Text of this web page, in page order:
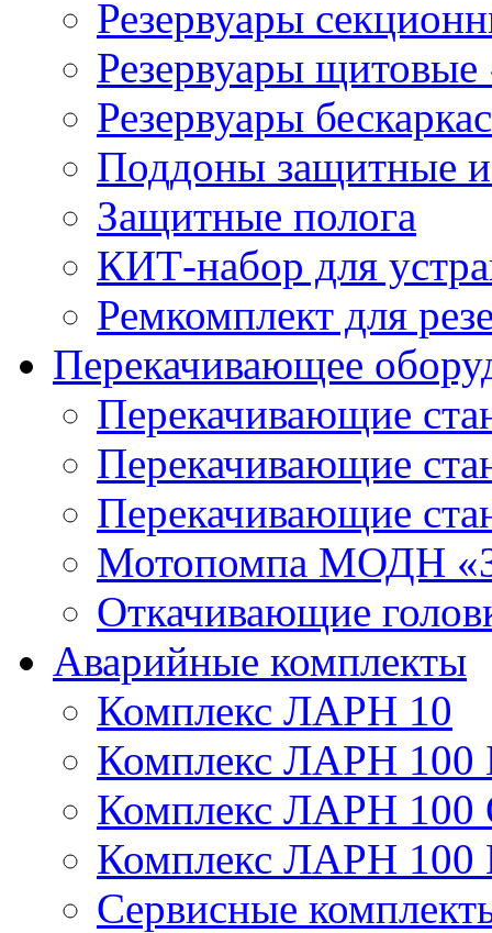
Резервуары
Резервуары
Резервуары
Поддоны защитные
Защитные полога
КИТ-набор для
Ремкомплект для
Перекачивающее
Перекачивающие
Перекачивающие
Перекачивающие
Мотопомпа МОДН
Откачивающие
Аварийные комплекты
Комплекс ЛАРН 10
Комплекс ЛАРН 100
Комплекс ЛАРН 100
Комплекс ЛАРН 100
Сервисные